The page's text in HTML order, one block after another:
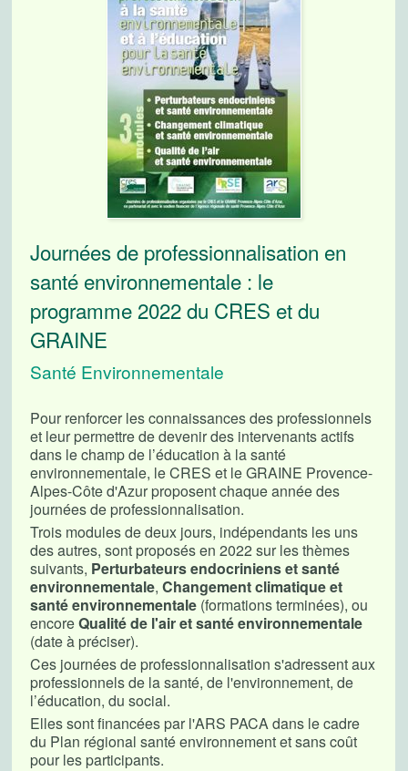
Journées de professionnalisation en
santé environnementale : le
programme 2022 du CRES et du
GRAINE
Santé Environnementale
Pour renforcer les connaissances des professionnels
et leur permettre de devenir des intervenants actifs
dans le champ de l’éducation à la santé
environnementale, le CRES et le GRAINE Provence-
Alpes-Côte d'Azur proposent chaque année des
journées de professionnalisation.
Trois modules de deux jours, indépendants les uns
des autres, sont proposés en 2022 sur les thèmes
suivants, Perturbateurs endocriniens et santé
environnementale, Changement climatique et
santé environnementale (formations terminées), ou
encoreQualité de l'air et santé environnementale
(date à préciser).
Ces journées de professionnalisation s'adressent aux
professionnels de la santé, de l'environnement, de
l’éducation, du social.
Elles sont financées par l'ARS PACA dans le cadre
du Plan régional santé environnement et sans coût
pour les participants.